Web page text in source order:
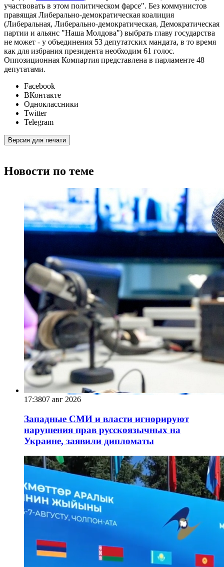
участвовать в этом политическом фарсе". Без коммунистов
правящая Либерально-демократическая коалиция
(Либеральная, Либерально-демократическая, Демократическая
партии и альянс "Наша Молдова") выбрать главу государства
не может - у объединения 53 депутатских мандата, в то время
как для избрания президента необходим 61 голос.
Оппозиционная Компартия представлена в парламенте 48
депутатами.
Facebook
ВКонтакте
Одноклассники
Twitter
Telegram
Версия для печати
Новости по теме
17:3807 авг 2026
Западные СМИ и власти игнорируют
нарушения прав русскоязычных на
Украине, заявили дипломаты